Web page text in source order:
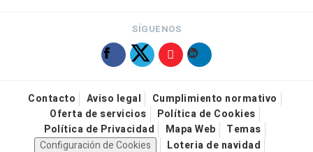
SÍGUENOS
Contacto Aviso legal
Cumplimiento normativo
Oferta de servicios
Política de Cookies
Política de Privacidad
Mapa Web
Temas
Configuración de Cookies
Loteria de navidad